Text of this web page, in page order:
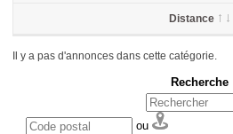
Distance
Il y a pas d'annonces dans cette catégorie.
Recherche
ou